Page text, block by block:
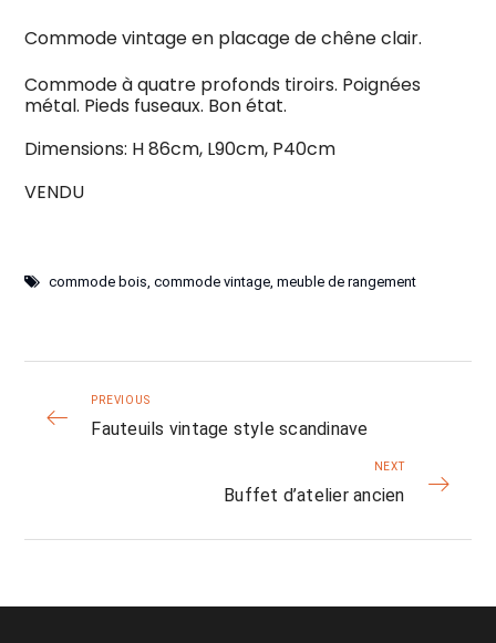
Commode vintage en placage de chêne clair.
Commode à quatre profonds tiroirs. Poignées
métal. Pieds fuseaux. Bon état.
Dimensions: H 86cm, L90cm, P40cm
VENDU
commode bois,commode vintage,meuble de rangement
PREVIOUS
Fauteuils vintage style scandinave
NEXT
Buffet d’atelier ancien